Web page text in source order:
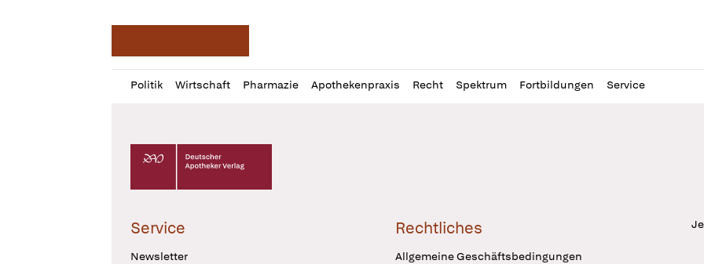
Politik Wirtschaft Pharmazie Apothekenpraxis Recht Spektrum Fortbildungen Service
Profil
öffnen
Daz
Pur
Deutscher Apotheker Verlag Logo
Service
Newsletter
Rechtliches
Allgemeine Geschäftsbedingungen